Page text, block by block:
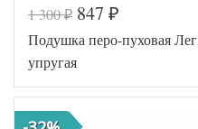
1 300₽ 847 ₽
Подушка перо-пуховая
упругая